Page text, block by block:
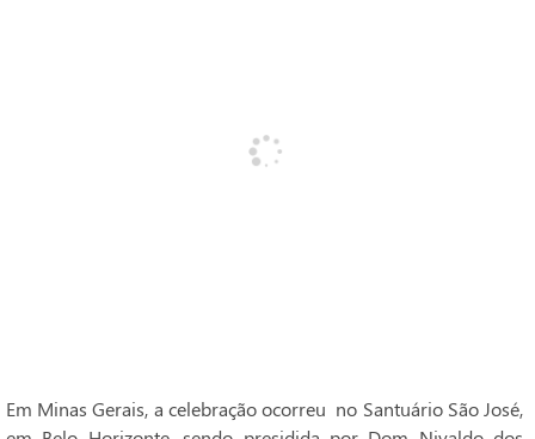
Em Minas Gerais, a celebração ocorreu no Santuário São José,